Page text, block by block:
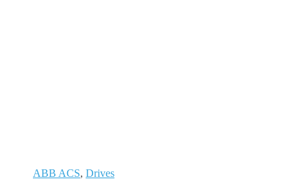
ABB ACS, Drives